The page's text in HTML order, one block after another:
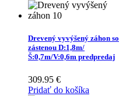
Drevený vyvýšený záhon so
zástenou D:1,8m/
Š:0,7m/V:0,6m predpredaj
309.95 €
Pridať do košíka